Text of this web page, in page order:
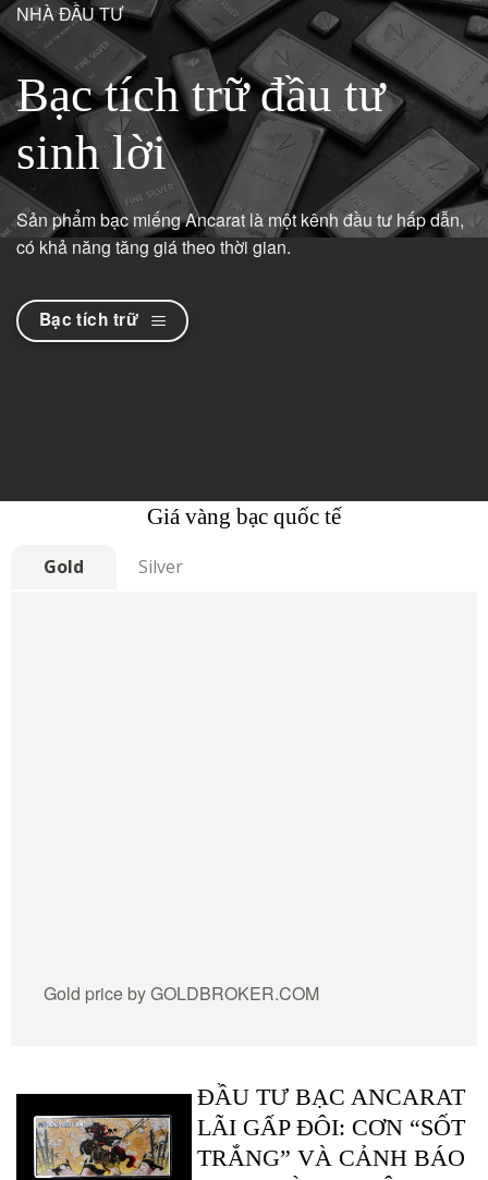
NHÀ ĐẦU TƯ
Bạc tích trữ đầu tư
sinh lời
Sản phẩm bạc miếng Ancarat là một kênh đầu tư hấp dẫn,
có khả năng tăng giá theo thời gian.
Bạc tích trữ
Giá vàng bạc quốc tế
Gold Silver
Gold price byGOLDBROKER.COM
ĐẦU TƯ BẠC ANCARAT
LÃI GẤP ĐÔI: CƠN “SỐT
TRẮNG” VÀ CẢNH BÁO